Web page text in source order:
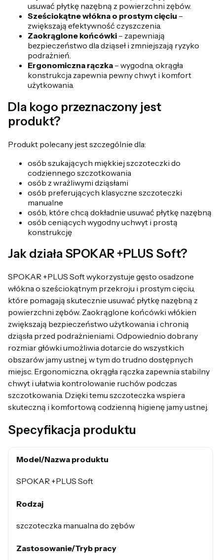
usuwać płytkę nazębną z powierzchni zębów.
Sześciokątne włókna o prostym cięciu –
zwiększają efektywność czyszczenia.
Zaokrąglone końcówki – zapewniają
bezpieczeństwo dla dziąseł i zmniejszają ryzyko
podrażnień.
Ergonomiczna rączka – wygodna, okrągła
konstrukcja zapewnia pewny chwyt i komfort
użytkowania.
Dla kogo przeznaczony jest
produkt?
Produkt polecany jest szczególnie dla:
osób szukających miękkiej szczoteczki do
codziennego szczotkowania
osób z wrażliwymi dziąsłami
osób preferujących klasyczne szczoteczki
manualne
osób, które chcą dokładnie usuwać płytkę nazębną
osób ceniących wygodny uchwyt i prostą
konstrukcję
Jak działa SPOKAR +PLUS Soft?
SPOKAR +PLUS Soft wykorzystuje gęsto osadzone
włókna o sześciokątnym przekroju i prostym cięciu,
które pomagają skutecznie usuwać płytkę nazębną z
powierzchni zębów. Zaokrąglone końcówki włókien
zwiększają bezpieczeństwo użytkowania i chronią
dziąsła przed podrażnieniami. Odpowiednio dobrany
rozmiar główki umożliwia dotarcie do wszystkich
obszarów jamy ustnej, w tym do trudno dostępnych
miejsc. Ergonomiczna, okrągła rączka zapewnia stabilny
chwyt i ułatwia kontrolowanie ruchów podczas
szczotkowania. Dzięki temu szczoteczka wspiera
skuteczną i komfortową codzienną higienę jamy ustnej.
Specyfikacja produktu
Model/Nazwa produktu
SPOKAR +PLUS Soft
Rodzaj
szczoteczka manualna do zębów
Zastosowanie/Tryb pracy